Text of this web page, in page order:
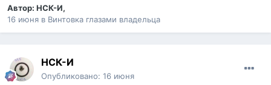
Автор: НСК-И,
16 июня в Винтовка глазами владельца
НСК-И
Опубликовано: 16 июня